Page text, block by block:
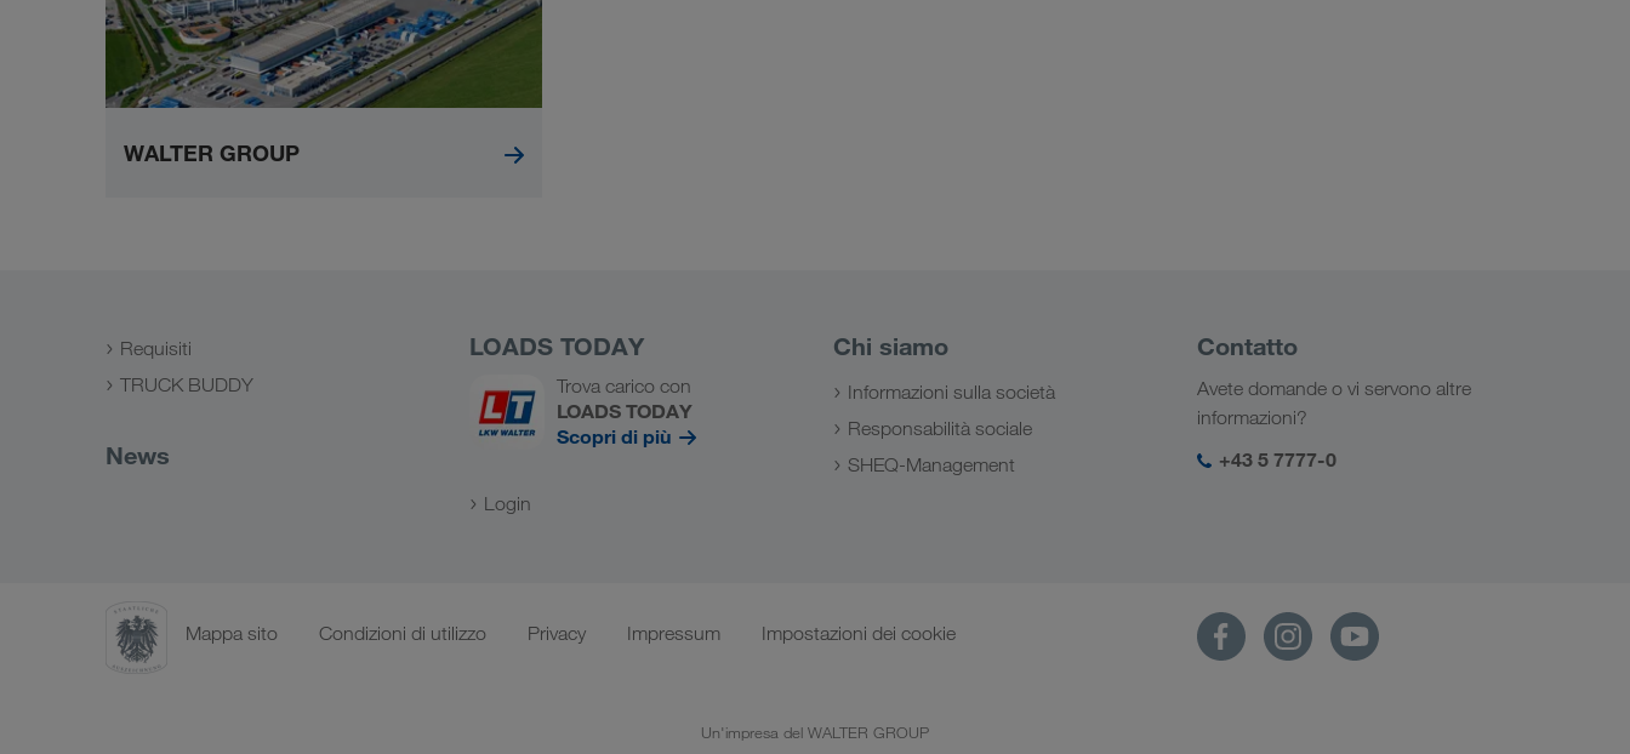
WALTER GROUP
Requisiti
TRUCK BUDDY
News
LOADS TODAY
Trova carico con
LOADS TODAY
Scopri di più
Login
Chi siamo
Informazioni sulla società
Responsabilità sociale
SHEQ-Management
Contatto
Avete domande o vi servono altre
informazioni?
+43 5 7777-0
Mappa sito Condizioni di utilizzo Privacy Impressum Impostazioni dei cookie
Un'impresa del WALTER GROUP